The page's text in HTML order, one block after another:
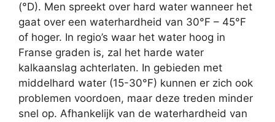
(°D). Men spreekt over hard water wanneer het
gaat over een waterhardheid van 30°F – 45°F
of hoger. In regio’s waar het water hoog in
Franse graden is, zal het harde water
kalkaanslag achterlaten. In gebieden met
middelhard water (15-30°F) kunnen er zich ook
problemen voordoen, maar deze treden minder
snel op. Afhankelijk van de waterhardheid van